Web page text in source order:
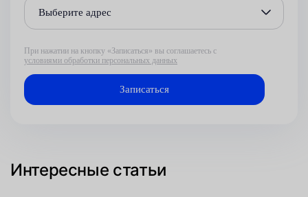
Выберите адрес
При нажатии на кнопку «Записаться» вы соглашаетесь с
условиями обработки персональных данных
Интересные статьи